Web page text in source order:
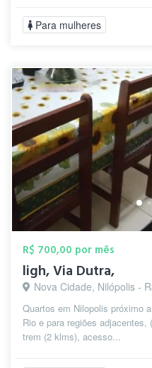
Para mulheres
R$ 700,00 por mês
ligh, Via Dutra,
Nova Cidade, Nilópolis -
Quartos em Nilopolis próximo
Rio e para regiões
trem (2 klms), acesso...